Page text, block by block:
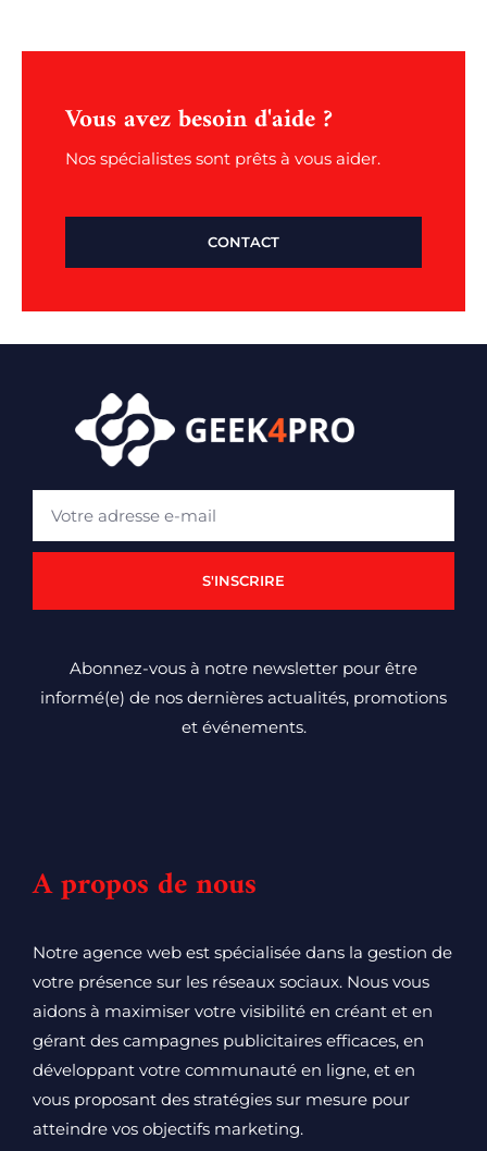
Vous avez besoin d'aide ?
Nos spécialistes sont prêts à vous aider.
CONTACT
S'INSCRIRE
Abonnez-vous à notre newsletter pour être
informé(e) de nos dernières actualités, promotions
et événements.
A propos de nous
Notre agence web est spécialisée dans la gestion de
votre présence sur les réseaux sociaux. Nous vous
aidons à maximiser votre visibilité en créant et en
gérant des campagnes publicitaires efficaces, en
développant votre communauté en ligne, et en
vous proposant des stratégies sur mesure pour
atteindre vos objectifs marketing.